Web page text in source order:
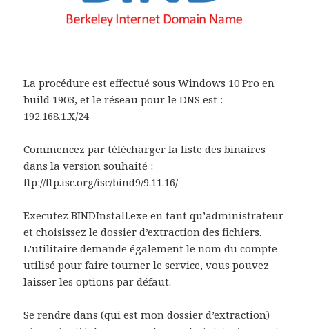
La procédure est effectué sous Windows 10 Pro en
build 1903, et le réseau pour le DNS est :
192.168.1.X/24
Commencez par télécharger la liste des binaires
dans la version souhaité :
ftp://ftp.isc.org/isc/bind9/9.11.16/
Executez BINDInstall.exe en tant qu’administrateur
et choisissez le dossier d’extraction des fichiers.
L’utilitaire demande également le nom du compte
utilisé pour faire tourner le service, vous pouvez
laisser les options par défaut.
Se rendre dans (qui est mon dossier d’extraction)